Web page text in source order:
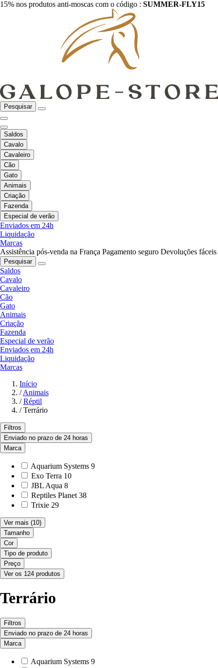
15% nos produtos anti-moscas com o código : SUMMER-FLY15
Pesquisar
Saldos
Cavalo
Cavaleiro
Cão
Gato
Animais
Criação
Fazenda
Especial de verão
Enviados em 24h
Liquidação
Marcas
Assistência pós-venda na França Pagamento seguro Devoluções fáceis
Pesquisar
Saldos
Cavalo
Cavaleiro
Cão
Gato
Animais
Criação
Fazenda
Especial de verão
Enviados em 24h
Liquidação
Marcas
Início
/ Animais
/ Réptil
/ Terrário
Filtros
Enviado no prazo de 24 horas
Marca
Aquarium Systems 9
Exo Terra 10
JBL Aqua 8
Reptiles Planet 38
Trixie 29
Ver mais (10)
Tamanho
Cor
Tipo de produto
Preço
Ver os 124 produtos
Terrário
Filtros
Enviado no prazo de 24 horas
Marca
Aquarium Systems 9